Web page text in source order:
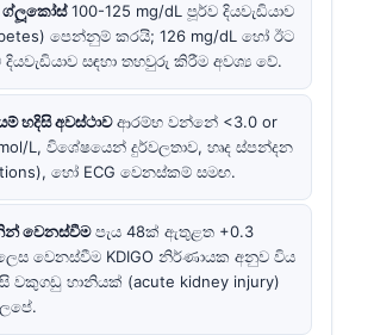
ග්ලූකෝස්100-125 mg/dL පූර්ව දියවැඩියාව
පෙන්නුම් කරයි; 126 mg/dL හෝ ඊට
සඳහා තහවුරු කිරීම අවශ්‍ය වේ.
හදිසි අවස්ථාවආරම්භ වන්නේ <3.0 or
L, විශේෂයෙන් දුර්වලතාව, හෘද ස්පන්දන
හෝ ECG වෙනස්කම් සමඟ.
වෙනස්වීමපැය 48ක් ඇතුළත +0.3
වෙනස්වීම KDIGO නිර්ණායක අනුව විය
වකුගඩු හානියක් (acute kidney injury)